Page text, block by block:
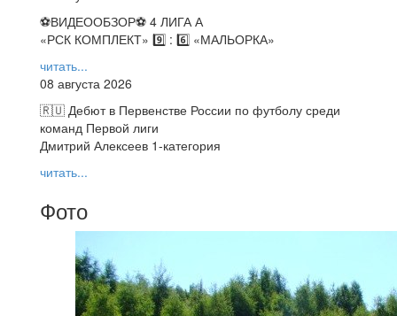
⚽️ВИДЕООБЗОР⚽️ 4 ЛИГА А
«РСК КОМПЛЕКТ» 9️⃣ : 6️⃣ «МАЛЬОРКА»
читать...
08 августа 2026
🇷🇺 Дебют в Первенстве России по футболу среди
команд Первой лиги
Дмитрий Алексеев 1-категория
читать...
Фото